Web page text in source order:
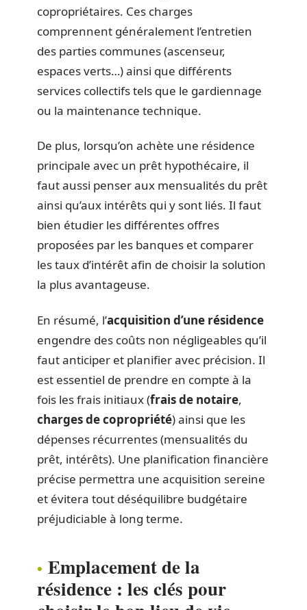
copropriétaires. Ces charges
comprennent généralement l’entretien
des parties communes (ascenseur,
espaces verts…) ainsi que différents
services collectifs tels que le gardiennage
ou la maintenance technique.
De plus, lorsqu’on achète une résidence
principale avec un prêt hypothécaire, il
faut aussi penser aux mensualités du prêt
ainsi qu’aux intérêts qui y sont liés. Il faut
bien étudier les différentes offres
proposées par les banques et comparer
les taux d’intérêt afin de choisir la solution
la plus avantageuse.
En résumé, l’acquisition d’une résidence
engendre des coûts non négligeables qu’il
faut anticiper et planifier avec précision. Il
est essentiel de prendre en compte à la
fois les frais initiaux (frais de notaire,
charges de copropriété) ainsi que les
dépenses récurrentes (mensualités du
prêt, intérêts). Une planification financière
précise permettra une acquisition sereine
et évitera tout déséquilibre budgétaire
préjudiciable à long terme.
Emplacement de la
résidence : les clés pour